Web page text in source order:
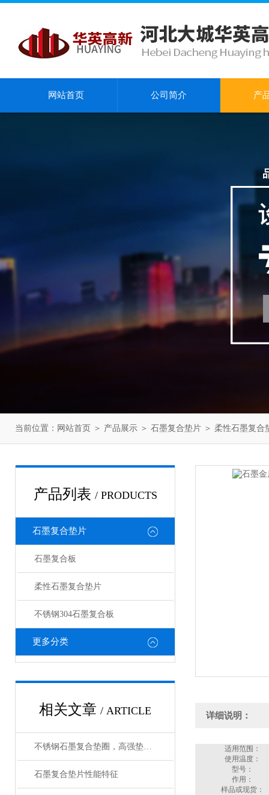
网站首页 公司简介 产
当前位置： 网站首页 ＞ 产品展示 ＞ 石墨复合垫片 ＞ 柔性石墨复合
产品列表 / PRODUCTS
石墨复合垫片
石墨复合板
柔性石墨复合垫片
不锈钢304石墨复合板
更多分类
相关文章 / ARTICLE
不锈钢石墨复合垫圈，高强垫片生产工艺
石墨复合垫片性能特征
详细说明：
适用范围：
使用温度：
型号：
作用：
样品或现货：